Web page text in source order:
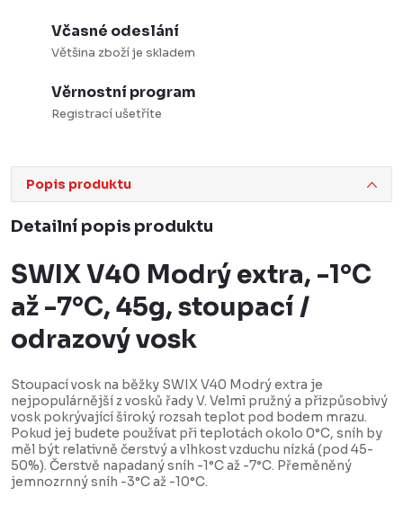
Včasné odeslání
Většina zboží je skladem
Věrnostní program
Registrací ušetříte
Popis produktu
Detailní popis produktu
SWIX V40 Modrý extra, -1°C
až -7°C, 45g, stoupací /
odrazový vosk
Stoupací vosk na běžky SWIX V40 Modrý extra je
nejpopulárnější z vosků řady V. Velmi pružný a přizpůsobivý
vosk pokrývající široký rozsah teplot pod bodem mrazu.
Pokud jej budete používat při teplotách okolo 0°C, sníh by
měl být relativně čerstvý a vlhkost vzduchu nízká (pod 45-
50%). Čerstvě napadaný sníh -1°C až -7°C. Přeměněný
jemnozrnný sníh -3°C až -10°C.